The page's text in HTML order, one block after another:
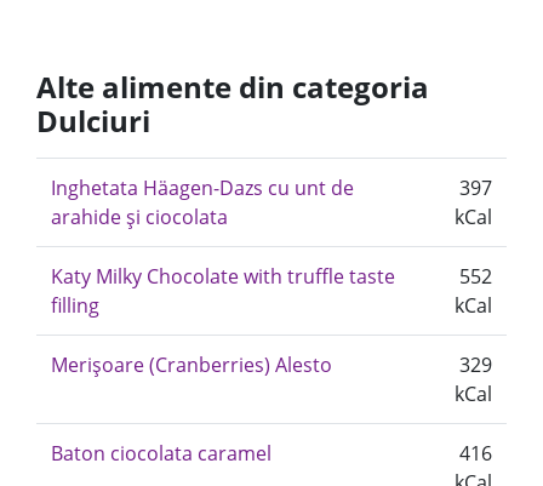
Alte alimente din categoria
Dulciuri
Inghetata Häagen-Dazs cu unt de
arahide și ciocolata
397
kCal
Katy Milky Chocolate with truffle taste
filling
552
kCal
Merișoare (Cranberries) Alesto
329
kCal
Baton ciocolata caramel
416